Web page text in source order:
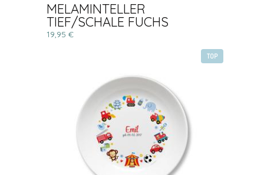
MELAMINTELLER
TIEF/SCHALE FUCHS
19,95 €
TOP